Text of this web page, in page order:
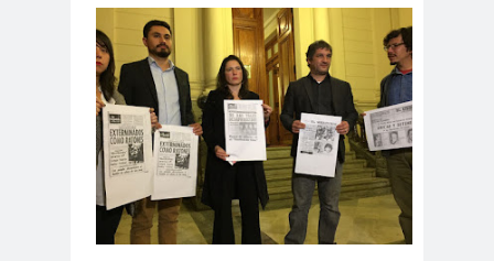
#Colegiodeperiodistas
#PrensaProte
gida
1 de
mayo
11 de
septiembre
18 de
octubre
1DEMAY
O
8demarz
o
aborto
Abraham
Santibañez
Abrazo
s
abuso
s